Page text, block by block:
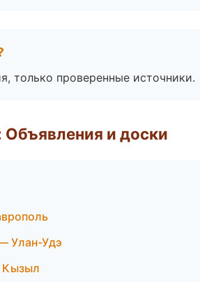
только проверенные источники.
и доски
Улан-Удэ
Кызыл